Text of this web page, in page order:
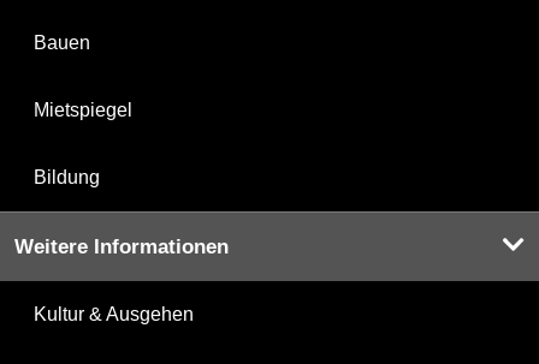
Bauen
Mietspiegel
Bildung
Weitere Informationen
Kultur & Ausgehen